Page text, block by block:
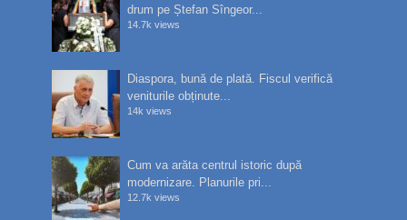
drum pe Ștefan Sîngeor...
14.7k views
Diaspora, bună de plată. Fiscul verifică
veniturile obținute...
14k views
Cum va arăta centrul istoric după
modernizare. Planurile pri...
12.7k views